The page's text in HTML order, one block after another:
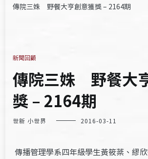
傳院三姝 野餐大亨創意獲獎 – 2164期
新聞回顧
傳院三姝 野餐大
獎 – 2164期
世新 小世界 2016-03-11
傳播管理學系四年級學生黃筱棻、繆